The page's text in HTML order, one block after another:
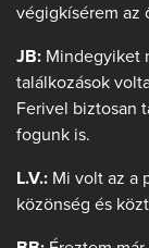
végigkísérem az
JB: Mindegyiket
találkozások
Ferivel biztosan
fogunk is.
L.V.: Mi volt az a
közönség és